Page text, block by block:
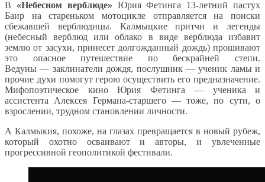
В «Небесном верблюде» Юрия Фетинга 13-летний пастух
Баир на стареньком мотоцикле отправляется на поиски
сбежавшей верблюдицы. Калмыцкие притчи и легенды
(небесный верблюд или облако в виде верблюда избавит
землю от засухи, принесет долгожданный дождь) прошивают
это опасное путешествие по бескрайней степи.
Ведуны — заклинатели дождя, послушник — ученик ламы и
прочие духи помогут герою осуществить его предназначение.
Мифопоэтическое кино Юрия Фетинга — ученика и
ассистента Алексея Германа-старшего — тоже, по сути, о
взрослении, трудном становлении личности.
А Калмыкия, похоже, на глазах превращается в новый рубеж,
который охотно осваивают и авторы, и увлеченные
прогрессивной геополитикой фестивали.